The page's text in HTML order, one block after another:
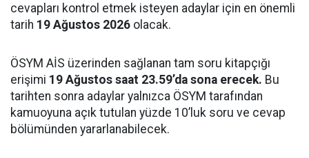
cevapları kontrol etmek isteyen adaylar için en önemli
tarih 19 Ağustos 2026 olacak.
ÖSYM AİS üzerinden sağlanan tam soru kitapçığı
erişimi 19 Ağustos saat 23.59’da sona erecek. Bu
tarihten sonra adaylar yalnızca ÖSYM tarafından
kamuoyuna açık tutulan yüzde 10’luk soru ve cevap
bölümünden yararlanabilecek.